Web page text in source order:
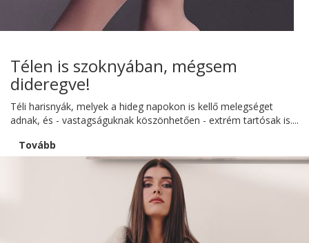
Télen is szoknyában, mégsem
dideregve!
Téli harisnyák, melyek a hideg napokon is kellő melegséget
adnak, és - vastagságuknak köszönhetően - extrém tartósak is....
Tovább